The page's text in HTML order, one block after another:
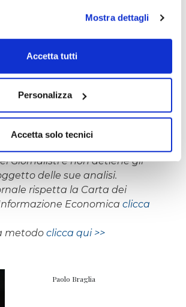
Mostra dettagli
Accetta tutti
Personalizza
Accetta solo tecnici
Giornalisti e non detiene gli
delle sue analisi.
rispetta la Carta dei
Economica clicca
metodo clicca qui >>
Paolo Braglia